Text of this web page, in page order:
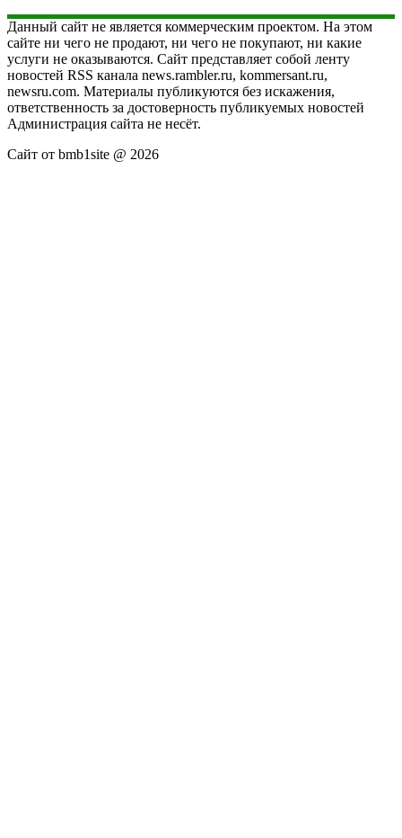
Данный сайт не является коммерческим проектом. На этом
сайте ни чего не продают, ни чего не покупают, ни какие
услуги не оказываются. Сайт представляет собой ленту
новостей RSS канала news.rambler.ru, kommersant.ru,
newsru.com. Материалы публикуются без искажения,
ответственность за достоверность публикуемых новостей
Администрация сайта не несёт.
Сайт от bmb1site @ 2026